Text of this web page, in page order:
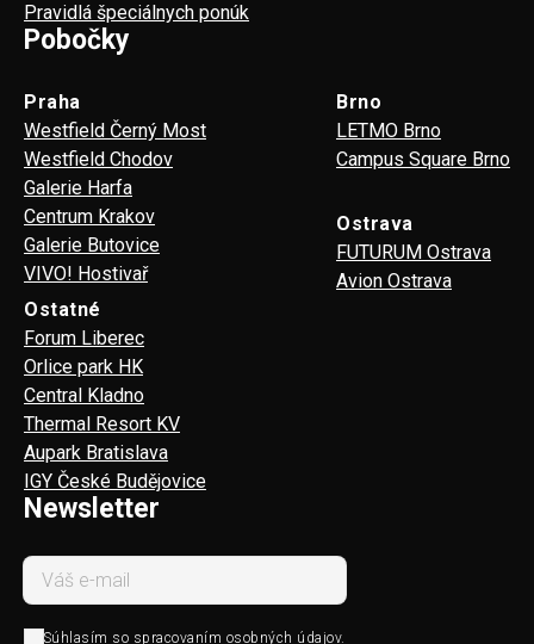
Pravidlá špeciálnych ponúk
Pobočky
Praha
Westfield Černý Most
Westfield Chodov
Galerie Harfa
Centrum Krakov
Galerie Butovice
VIVO! Hostivař
Brno
LETMO Brno
Campus Square Brno
Ostrava
FUTURUM Ostrava
Avion Ostrava
Ostatné
Forum Liberec
Orlice park HK
Central Kladno
Thermal Resort KV
Aupark Bratislava
IGY České Budějovice
Newsletter
Súhlasím so spracovaním osobných údajov.